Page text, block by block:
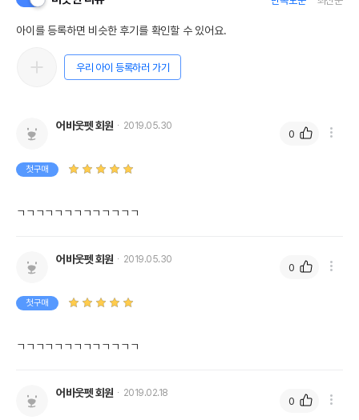
1.8kg
법에 의한 인증,허가 등을
받았음을 확인할수 있는
경우 그에 대한 사항
상세페이지 참조
제조자,수입품의 경우
전화번호
유통기한
이후인 상품이 출고됩니다.
단, 상품명에 유통기한 명시된 경우, 해당
아이를 등록하면 비슷한 후기를 확인할 수 있어요.
우리 아이 등록하러 가기
어바웃펫 회원 2019.05.30
첫구매
ㄱㄱㄱㄱㄱㄱㄱㄱㄱㄱㄱㄱㄱ
0
어바웃펫 회원 2019.05.30
첫구매
ㄱㄱㄱㄱㄱㄱㄱㄱㄱㄱㄱㄱㄱ
0
어바웃펫 회원 2019.02.18
0